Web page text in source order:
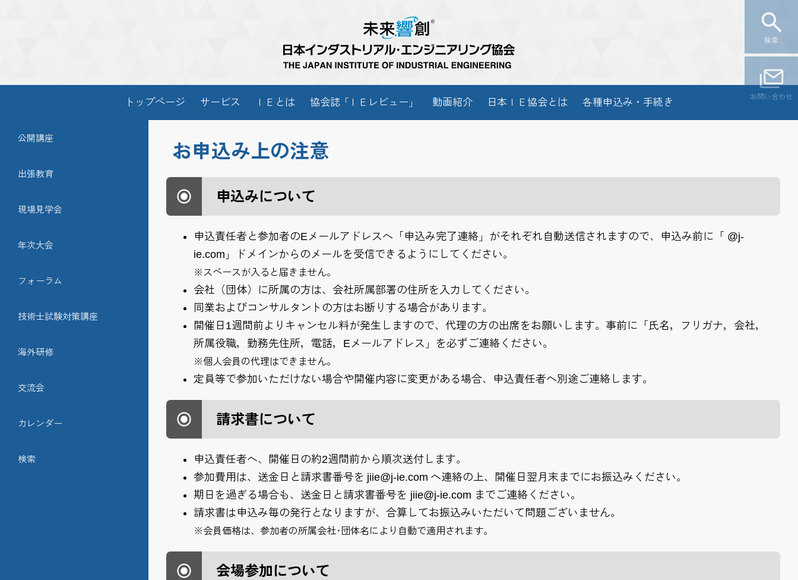
検索
お問い合わせ
トップページ サービス ＩＥとは 協会誌「 ＩＥレビュー 」 動画紹介 日本ＩＥ協会とは 各種申込み・手続き
公開講座
出張教育
現場見学会
年次大会
フォーラム
技術士試験対策講座
海外研修
交流会
カレンダー
検索
お申込み上の注意
申込みについて
申込責任者と参加者のEメールアドレスへ「申込み完了連絡」がそれぞれ自動送信されますので、申込み前に「 @j-
ie.com」ドメインからのメールを受信できるようにしてください。
※スペースが入ると届きません。
会社（団体）に所属の方は、会社所属部署の住所を入力してください。
同業およびコンサルタントの方はお断りする場合があります。
開催日1週間前よりキャンセル料が発生しますので、代理の方の出席をお願いします。事前に「氏名，フリガナ，会社，
所属役職，勤務先住所，電話，Eメールアドレス」を必ずご連絡ください。
※個人会員の代理はできません。
定員等で参加いただけない場合や開催内容に変更がある場合、申込責任者へ別途ご連絡します。
請求書について
申込責任者へ、開催日の約2週間前から順次送付します。
参加費用は、送金日と請求書番号を jiie@j-ie.com へ連絡の上、開催日翌月末までにお振込みください。
期日を過ぎる場合も、送金日と請求書番号を jiie@j-ie.com までご連絡ください。
請求書は申込み毎の発行となりますが、合算してお振込みいただいて問題ございません。
※会員価格は、参加者の所属会社･団体名により自動で適用されます。
会場参加について